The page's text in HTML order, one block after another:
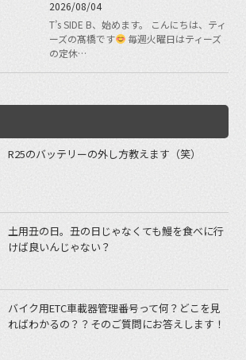
2026/08/04
T’s SIDE B、始めます。 こんにちは、ティ
ーズの髙橋です
毎週火曜日はティーズ
の定休…
R25のバッテリーの外し方教えます（笑）
土用丑の日。丑の日じゃなくても鰻を食べに行
けば良いんじゃない？
バイク用ETC車載器管理番号って何？どこを見
ればわかるの？？そのご質問にお答えします！